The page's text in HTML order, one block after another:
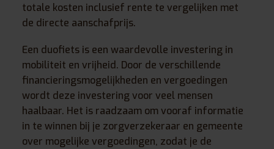
totale kosten inclusief rente te vergelijken met
de directe aanschafprijs.
Een duofiets is een waardevolle investering in
mobiliteit en vrijheid. Door de verschillende
financieringsmogelijkheden en vergoedingen
wordt deze investering voor veel mensen
haalbaar. Het is raadzaam om vooraf informatie
in te winnen bij je zorgverzekeraar en gemeente
over mogelijke vergoedingen, zodat je de